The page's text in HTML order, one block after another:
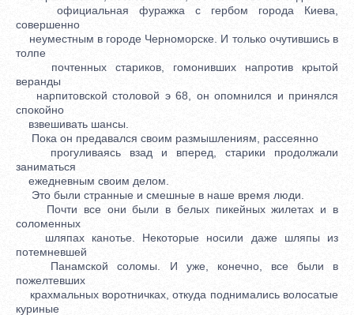
официальная фуражка с гербом города Киева,
совершенно
неуместным в городе Черноморске. И только очутившись в
толпе
почтенных стариков, гомонивших напротив крытой
веранды
нарпитовской столовой э 68, он опомнился и принялся
спокойно
взвешивать шансы.
Пока он предавался своим размышлениям, рассеянно
прогуливаясь взад и вперед, старики продолжали
заниматься
ежедневным своим делом.
Это были странные и смешные в наше время люди.
Почти все они были в белых пикейных жилетах и в
соломенных
шляпах канотье. Некоторые носили даже шляпы из
потемневшей
Панамской соломы. И уже, конечно, все были в
пожелтевших
крахмальных воротничках, откуда поднимались волосатые
куриные